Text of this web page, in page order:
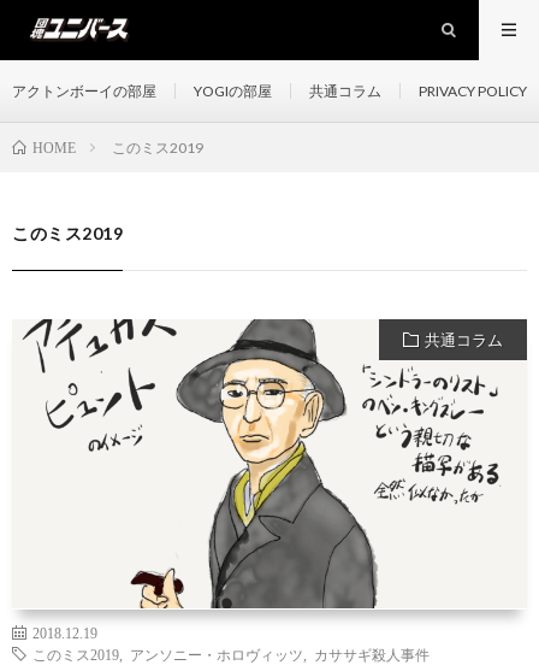
アクトンボーイの部屋 YOGIの部屋 共通コラム PRIVACY POLICY
HOME このミス2019
このミス2019
共通コラム
2018.12.19
このミス2019
アンソニー・ホロヴィッツ カササギ殺人事件